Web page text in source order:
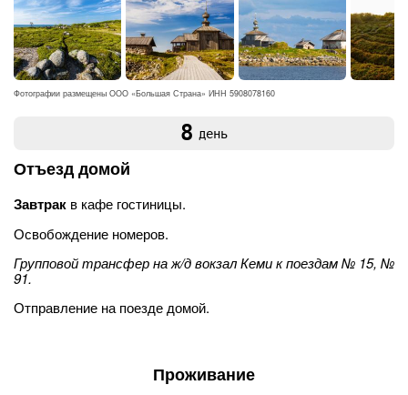
Фотографии размещены ООО «Большая Страна» ИНН 5908078160
8 день
Отъезд домой
Завтрак в кафе гостиницы.
Освобождение номеров.
Групповой трансфер на ж/д вокзал Кеми к поездам № 15, №
91.
Отправление на поезде домой.
Проживание